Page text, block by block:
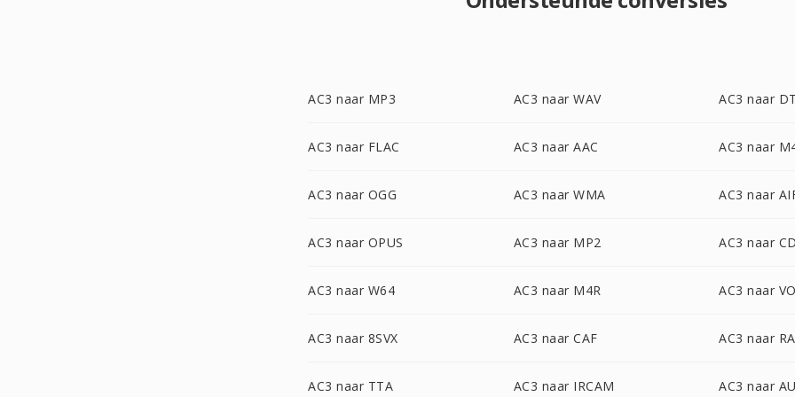
AC3 naar MP3 AC3 naar WAV AC3 naar
AC3 naar FLAC AC3 naar AAC AC3 naar
AC3 naar OGG AC3 naar WMA AC3 naar
AC3 naar OPUS AC3 naar MP2 AC3 naar
AC3 naar W64 AC3 naar M4R AC3 naar
AC3 naar 8SVX AC3 naar CAF AC3 naar RA
AC3 naar TTA AC3 naar IRCAM AC3 naar AU